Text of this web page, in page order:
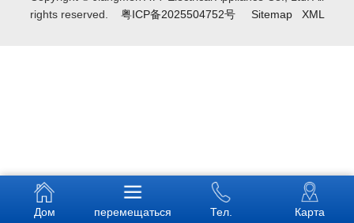
rights reserved. 粤ICP备2025504752号 Sitemap XML
Дом перемещаться Тел. Карта